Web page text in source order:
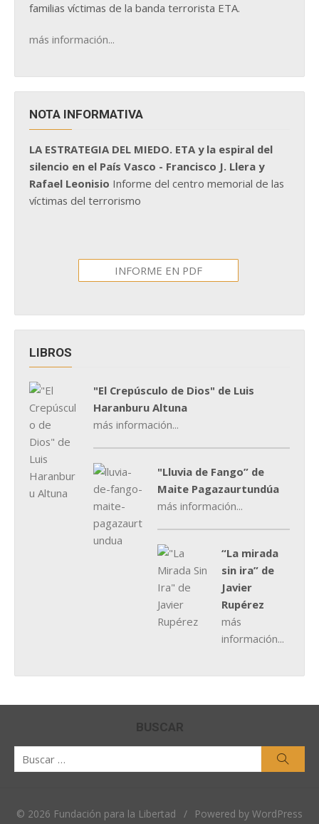
familias víctimas de la banda terrorista ETA.
más información...
NOTA INFORMATIVA
LA ESTRATEGIA DEL MIEDO. ETA y la espiral del
silencio en el País Vasco - Francisco J. Llera y
Rafael Leonisio Informe del centro memorial de las
víctimas del terrorismo
INFORME EN PDF
LIBROS
"El Crepúsculo de Dios" de Luis
Haranburu Altuna
más información...
"Lluvia de Fango” de
Maite Pagazaurtundúa
más información...
“La mirada
sin ira” de
Javier
Rupérez
más
información...
BUSCAR
© 2026 Fundación para la Libertad /
Powered by WordPress